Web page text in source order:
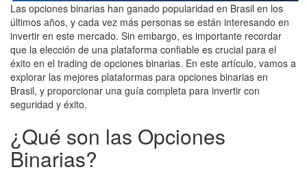
Las opciones binarias han ganado popularidad en Brasil en los
últimos años, y cada vez más personas se están interesando en
invertir en este mercado. Sin embargo, es importante recordar
que la elección de una plataforma confiable es crucial para el
éxito en el trading de opciones binarias. En este artículo, vamos a
explorar las mejores plataformas para opciones binarias en
Brasil, y proporcionar una guía completa para invertir con
seguridad y éxito.
¿Qué son las Opciones
Binarias?